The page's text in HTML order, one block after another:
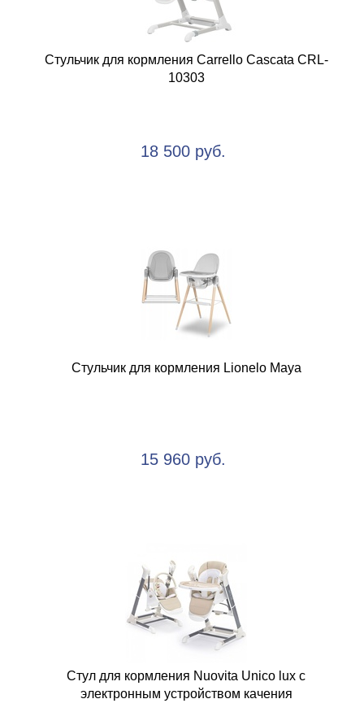
Стульчик для кормления Carrello Cascata CRL-
10303
18 500 руб.
Стульчик для кормления Lionelo Maya
15 960 руб.
Стул для кормления Nuovita Unico lux с
электронным устройством качения